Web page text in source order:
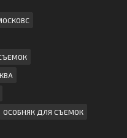
ОСОБНЯК ДЛЯ СЪЕМОК